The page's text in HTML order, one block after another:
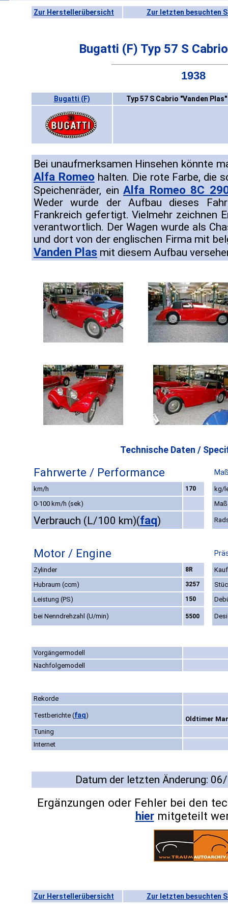
Zur Herstellerübersicht Zur letzten besuchten
Bugatti (F) Typ 57 S
1938
Bugatti (F) Typ 57 S Cabrio "Vanden
Bei unaufmerksamen Hinsehen könnte
Alfa Romeo halten. Die rote Farbe, die
Speichenräder, ein Alfa Romeo 8C
Weder wurde der Aufbau dieses
Frankreich gefertigt. Vielmehr zeichnen
verantwortlich. Der Wagen wurde als
und dort von der englischen Firma mit
Vanden Plas mit diesem Aufbau
Technische Daten /
Fahrwerte / Performance
km/h 170
kg/
0-100 km/h (sek)
Verbrauch (L/100 km)(faq)
Motor / Engine
Zylinder 8R
Hubraum (ccm)
3257
Leistung (PS)
150
bei Nenndrehzahl (U/min) 5500
Vorgängermodell
Nachfolgemodell
Rekorde
Testberichte (faq)
Oldtimer
Tuning
Internet
Datum der letzten Änderung:
Ergänzungen oder Fehler bei den
hiermitgeteilt
Zur Herstellerübersicht Zur letzten besuchten